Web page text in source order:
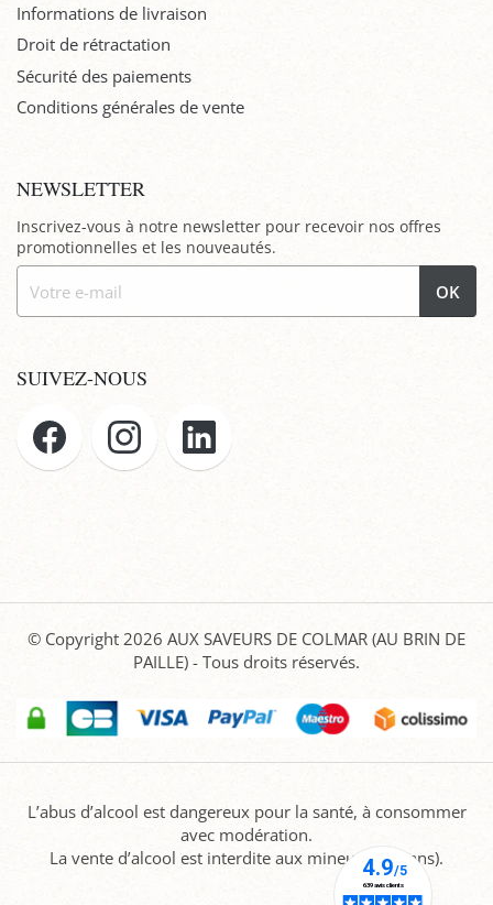
Informations de livraison
Droit de rétractation
Sécurité des paiements
Conditions générales de vente
NEWSLETTER
Inscrivez-vous à notre newsletter pour recevoir nos offres
promotionnelles et les nouveautés.
OK
SUIVEZ-NOUS
© Copyright 2026 AUX SAVEURS DE COLMAR (AU BRIN DE
PAILLE) - Tous droits réservés.
L’abus d’alcool est dangereux pour la santé, à consommer
avec modération.
La vente d’alcool est interdite aux mineurs (-18 ans).